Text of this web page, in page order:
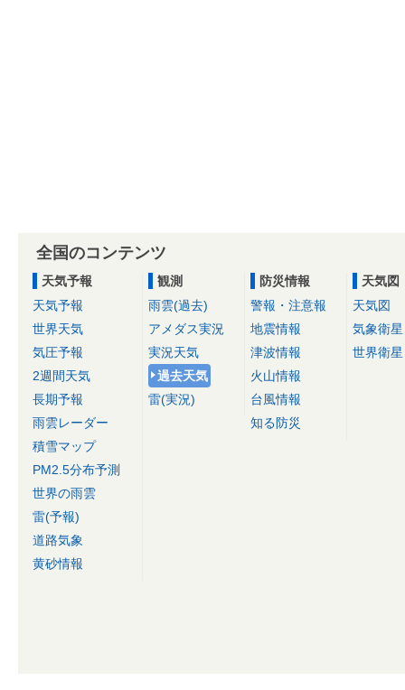
全国のコンテンツ
天気予報
天気予報
世界天気
気圧予報
2週間天気
長期予報
雨雲レーダー
積雪マップ
PM2.5分布予測
世界の雨雲
雷(予報)
道路気象
黄砂情報
観測
雨雲(過去)
アメダス実況
実況天気
過去天気
雷(実況)
防災情報
警報・注意報
地震情報
津波情報
火山情報
台風情報
知る防災
天気図
天気図
気象衛星
世界衛星